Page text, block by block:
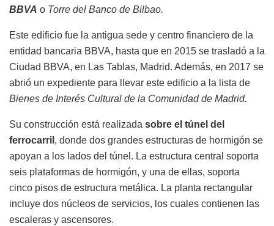
BBVA o Torre del Banco de Bilbao.
Este edificio fue la antigua sede y centro financiero de la
entidad bancaria BBVA, hasta que en 2015 se trasladó a la
Ciudad BBVA, en Las Tablas, Madrid. Además, en 2017 se
abrió un expediente para llevar este edificio a la lista de
Bienes de Interés Cultural de la Comunidad de Madrid.
Su construcción está realizada sobre el túnel del
ferrocarril , donde dos grandes estructuras de hormigón se
apoyan a los lados del túnel. La estructura central soporta
seis plataformas de hormigón, y una de ellas, soporta
cinco pisos de estructura metálica. La planta rectangular
incluye dos núcleos de servicios, los cuales contienen las
escaleras y ascensores.